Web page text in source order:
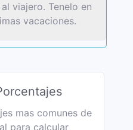
viajero. Tenelo en
vacaciones.
mas comunes de
para calcular